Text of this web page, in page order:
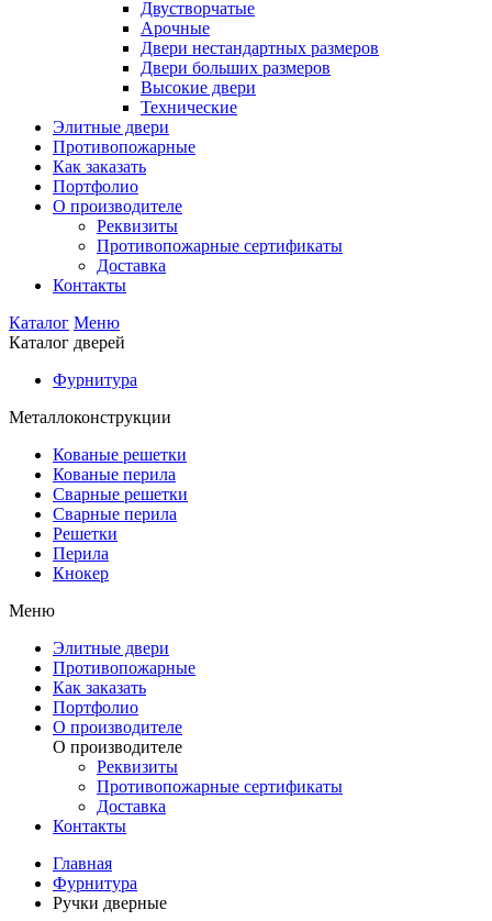
Двустворчатые
Арочные
Двери нестандартных размеров
Двери больших размеров
Высокие двери
Технические
Элитные двери
Противопожарные
Как заказать
Портфолио
О производителе
Реквизиты
Противопожарные сертификаты
Доставка
Контакты
Каталог Меню
Каталог дверей
Фурнитура
Металлоконструкции
Кованые решетки
Кованые перила
Сварные решетки
Сварные перила
Решетки
Перила
Кнокер
Меню
Элитные двери
Противопожарные
Как заказать
Портфолио
О производителе
О производителе
Реквизиты
Противопожарные сертификаты
Доставка
Контакты
Главная
Фурнитура
Ручки дверные